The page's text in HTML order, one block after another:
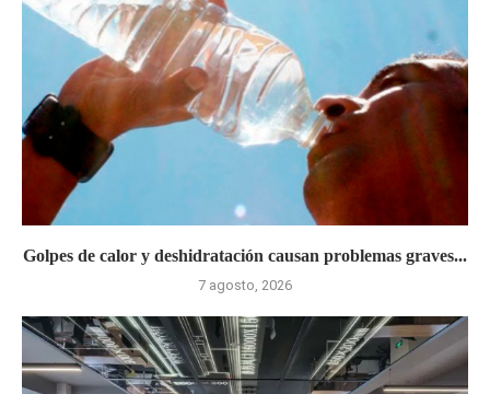
Golpes de calor y deshidratación causan problemas graves...
7 agosto, 2026